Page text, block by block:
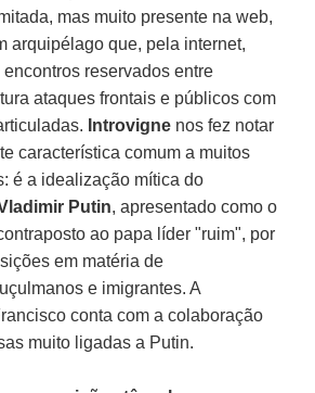
mas muito presente na web,
arquipélago que, pela internet,
reservados entre
ataques frontais e públicos com
Introvigne nos fez notar
característica comum a muitos
é a idealização mítica do
Putin, apresentado como o
ao papa líder "ruim", por
em matéria de
e imigrantes. A
conta com a colaboração
muito ligadas a Putin.